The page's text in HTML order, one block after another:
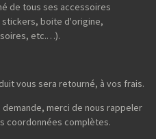
de tous ses accessoires
boite d'origine,
etc.…).
vous sera retourné, à vos frais.
merci de nous rappeler
coordonnées complètes.